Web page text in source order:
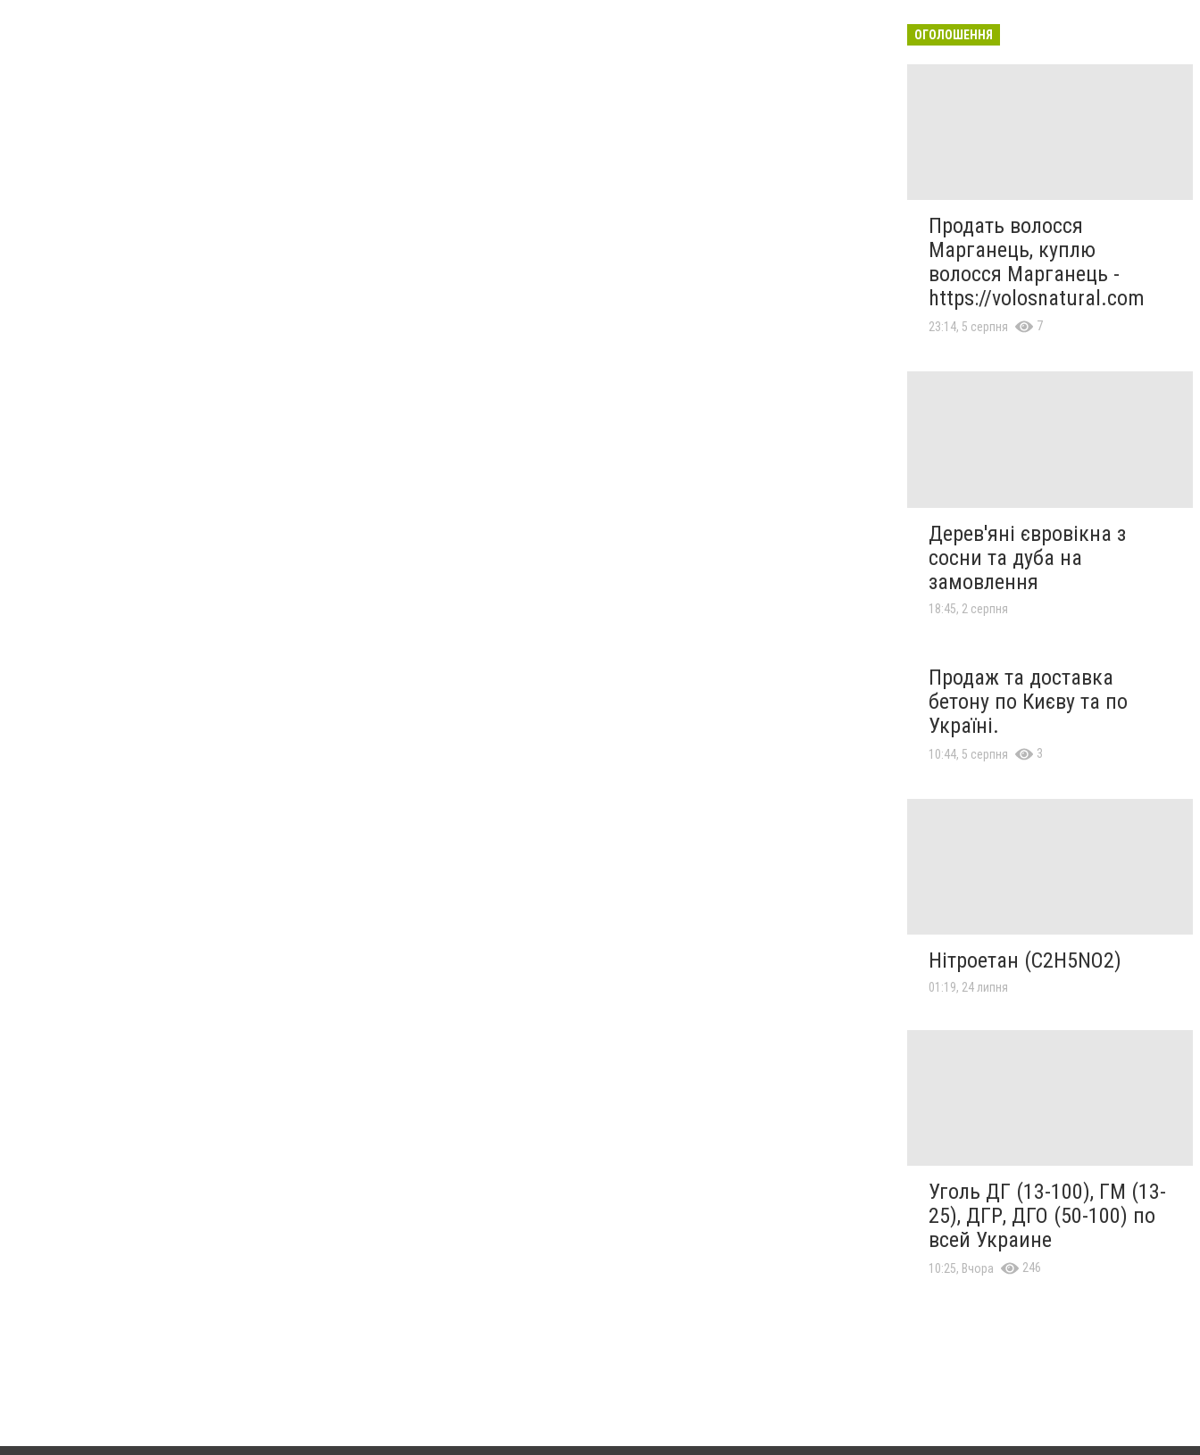
ОГОЛОШЕННЯ
Продать волосся
Марганець, куплю
волосся Марганець -
https://volosnatural.com
23:14, 5 серпня 7
Дерев'яні євровікна з
сосни та дуба на
замовлення
18:45, 2 серпня
Продаж та доставка
бетону по Києву та по
Україні.
10:44, 5 серпня 3
Нітроетан (C2H5NO2)
01:19, 24 липня
Уголь ДГ (13-100), ГМ (13-
25), ДГР, ДГО (50-100) по
всей Украине
10:25, Вчора 246